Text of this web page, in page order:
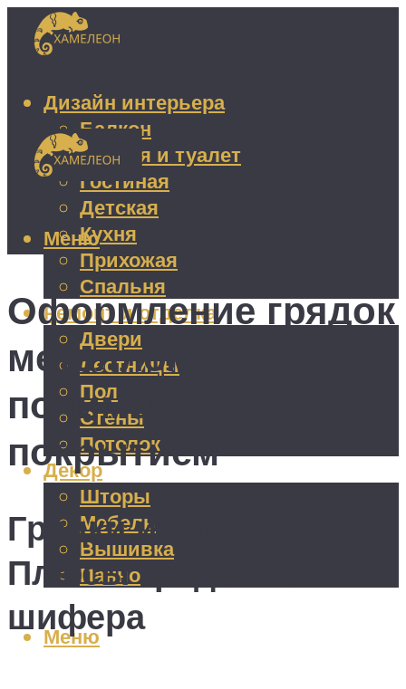
Дизайн интерьера
Балкон
Ванная и туалет
Гостиная
Детская
Кухня
Прихожая
Спальня
Ремонт и отделка
Двери
Лестницы
Пол
Стены
Потолок
Декор
Шторы
Мебель
Вышивка
Панно
Меню
Меню
Оформление грядок
металлом с
полимерным
покрытием
Грядки из шифера.
Плюсы грядок из
шифера